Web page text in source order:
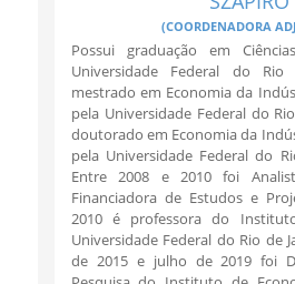
(COORDENADORA
Possui graduação em
Universidade Federal do Rio
mestrado em Economia da
pela Universidade Federal do
doutorado em Economia da
pela Universidade Federal do
Entre 2008 e 2010 foi
Financiadora de Estudos e
2010 é professora do
Universidade Federal do Rio de
de 2015 e julho de 2019 foi